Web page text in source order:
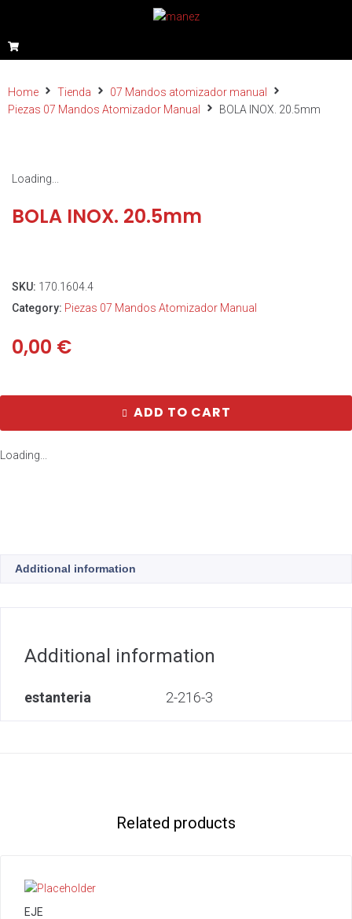
Home Tienda
07 Mandos atomizador manual
Piezas 07 Mandos Atomizador Manual
BOLA INOX. 20.5mm
Loading...
BOLA INOX. 20.5mm
SKU: 170.1604.4
Category: Piezas 07 Mandos Atomizador Manual
0,00 €
ADD TO CART
Loading...
Additional information
Additional information
estanteria 2-216-3
Related products
EJE